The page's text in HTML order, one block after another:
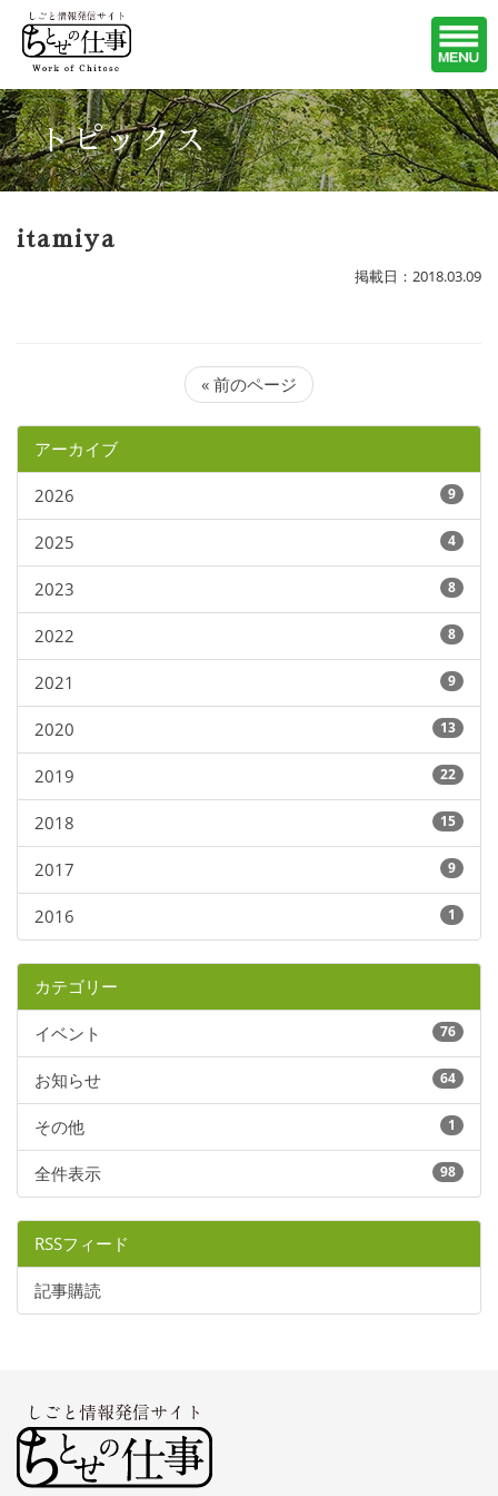
トピックス
itamiya
掲載日：2018.03.09
« 前のページ
アーカイブ
2026 9
2025 4
2023 8
2022 8
2021 9
2020 13
2019 22
2018 15
2017 9
2016 1
カテゴリー
イベント 76
お知らせ 64
その他 1
全件表示 98
RSSフィード
記事購読